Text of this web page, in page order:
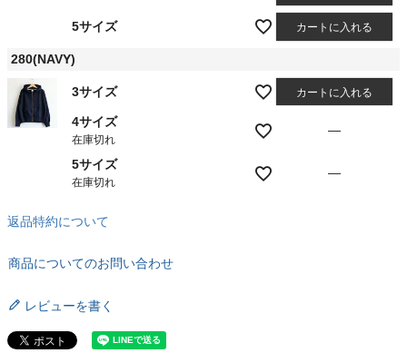
5サイズ カートに入れる
280(NAVY)
3サイズ カートに入れる
4サイズ
在庫切れ
—
5サイズ
在庫切れ
—
返品特約について
商品についてのお問い合わせ
レビューを書く